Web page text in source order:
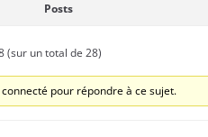
Posts
(sur un total de 28)
pour répondre à ce sujet.